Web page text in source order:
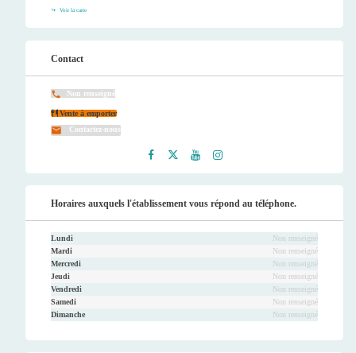
Voir la carte
Contact
Non renseigné
Vente à emporter
Contactez-nous
ook
er
be
ram
Horaires auxquels l'établissement vous répond au téléphone.
Lundi
Non renseigné
Mardi
Non renseigné
Mercredi
Non renseigné
Jeudi
Non renseigné
Vendredi
Non renseigné
Samedi
Non renseigné
Dimanche
Non renseigné